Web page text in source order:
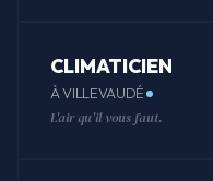
CLIMATICIEN
À VILLEVAUDÉ
L'air qu'il vous faut.